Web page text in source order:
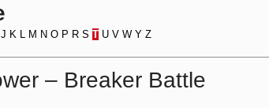
J K L M N O P R S T U V W Y Z
– Breaker Battle